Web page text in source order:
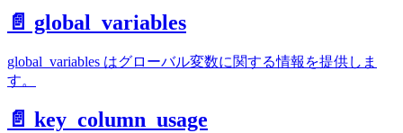
📄️ global_variables
global_variables はグローバル変数に関する情報を提供しま
す。
📄️ key_column_usage